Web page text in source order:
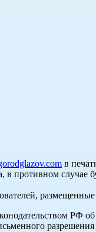
в
в противном
размещенные
разрешения